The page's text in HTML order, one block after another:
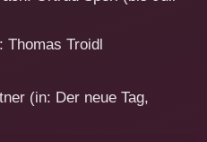
Thomas Troidl
(in: Der neue Tag,